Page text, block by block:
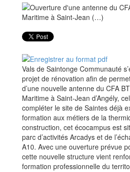
Vals de Saintonge Communauté
projet de rénovation afin de
d’une nouvelle antenne du CFA
Maritime à Saint-Jean d’Angély,
compléter le site de Saintes déjà
formation aux métiers de la
construction, cet écocampus est
parc d’activités Arcadys et de
A10. Avec une ouverture prévue
cette nouvelle structure vient
formation professionnelle du